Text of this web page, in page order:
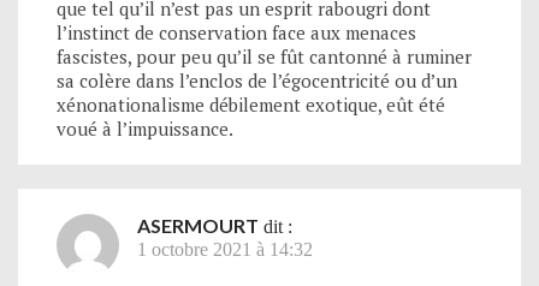
que tel qu’il n’est pas un esprit rabougri dont
l’instinct de conservation face aux menaces
fascistes, pour peu qu’il se fût cantonné à ruminer
sa colère dans l’enclos de l’égocentricité ou d’un
xénonationalisme débilement exotique, eût été
voué à l’impuissance.
ASERMOURT dit :
1 octobre 2021 à 14:32